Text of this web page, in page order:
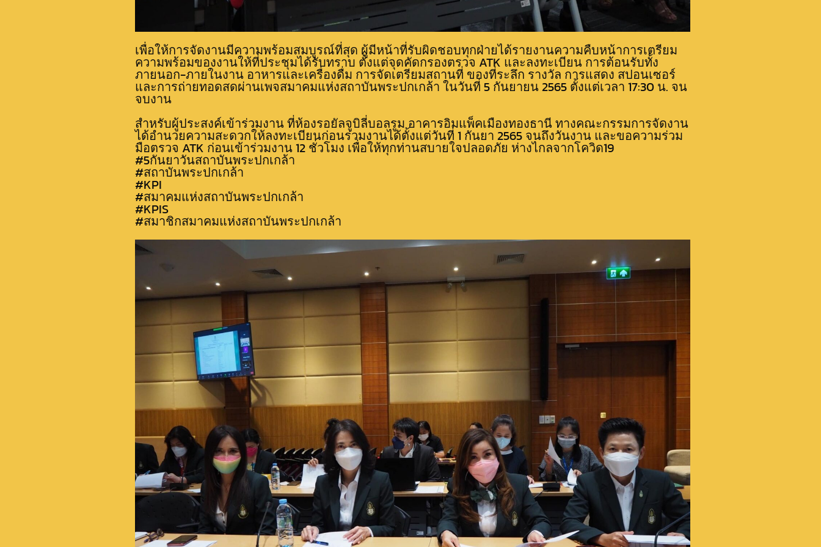
เพื่อให้การจัดงานมีความพร้อมสมบูรณ์ที่สุด ผู้มีหน้าที่รับผิดชอบทุกฝ่ายได้รายงานความคืบหน้าการเตรียม
ความพร้อมของงานให้ที่ประชุมได้รับทราบ ตั้งแต่จุดคัดกรองตรวจ ATK และลงทะเบียน การต้อนรับทั้ง
ภายนอก-ภายในงาน อาหารและเครื่องดื่ม การจัดเตรียมสถานที่ ของที่ระลึก รางวัล การแสดง สปอนเซอร์
และการถ่ายทอดสดผ่านเพจสมาคมแห่งสถาบันพระปกเกล้า ในวันที่ 5 กันยายน 2565 ตั้งแต่เวลา 17:30 น. จน
จบงาน
สำหรับผู้ประสงค์เข้าร่วมงาน ที่ห้องรอยัลจูบิลี่บอลรูม อาคารอิมแพ็คเมืองทองธานี ทางคณะกรรมการจัดงาน
ได้อำนวยความสะดวกให้ลงทะเบียนก่อนร่วมงานได้ตั้งแต่วันที่ 1 กันยา 2565 จนถึงวันงาน และขอความร่วม
มือตรวจ ATK ก่อนเข้าร่วมงาน 12 ชั่วโมง เพื่อให้ทุกท่านสบายใจปลอดภัย ห่างไกลจากโควิด19
#5กันยาวันสถาบันพระปกเกล้า
#สถาบันพระปกเกล้า
#KPI
#สมาคมแห่งสถาบันพระปกเกล้า
#KPIS
#สมาชิกสมาคมแห่งสถาบันพระปกเกล้า